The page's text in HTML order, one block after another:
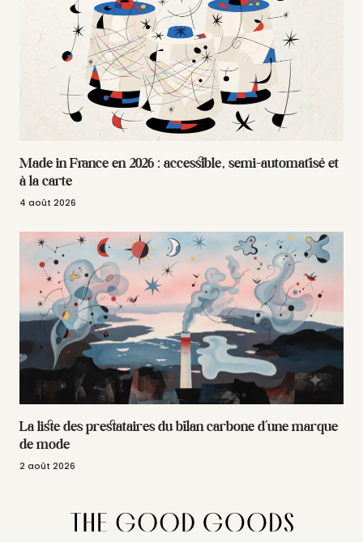
Made in France en 2026 : accessible, semi-automatisé et
à la carte
4 août 2026
La liste des prestataires du bilan carbone d’une marque
de mode
2 août 2026